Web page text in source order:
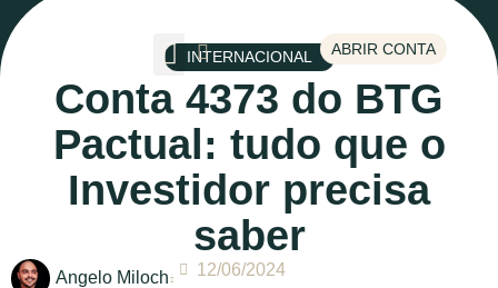
ABRIR CONTA
INTERNACIONAL
Conta 4373 do BTG
Pactual: tudo que o
Investidor precisa
saber
Angelo Miloch 12/06/2024